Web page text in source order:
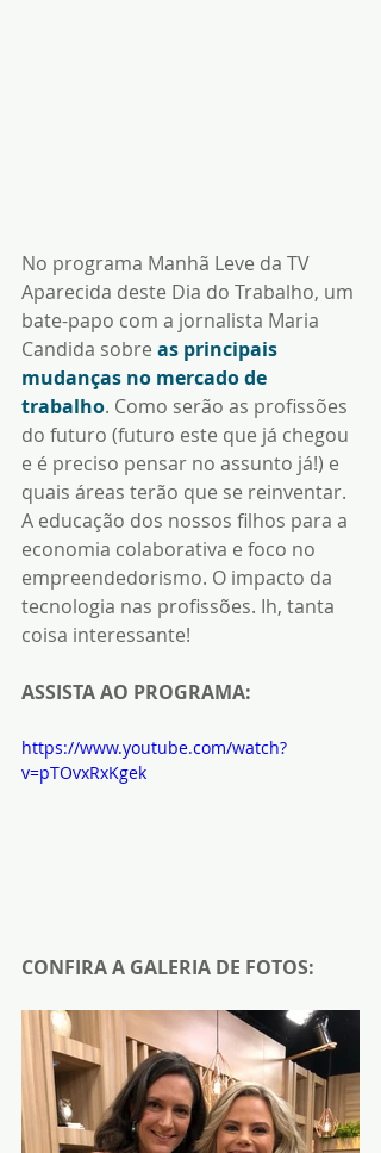
No programa Manhã Leve da TV
Aparecida deste Dia do Trabalho, um
bate-papo com a jornalista Maria
Candida sobre as principais
mudanças no mercado de
trabalho. Como serão as profissões
do futuro (futuro este que já chegou
e é preciso pensar no assunto já!) e
quais áreas terão que se reinventar.
A educação dos nossos filhos para a
economia colaborativa e foco no
empreendedorismo. O impacto da
tecnologia nas profissões. Ih, tanta
coisa interessante!
ASSISTA AO PROGRAMA:
https://www.youtube.com/watch?
v=pTOvxRxKgek
CONFIRA A GALERIA DE FOTOS: